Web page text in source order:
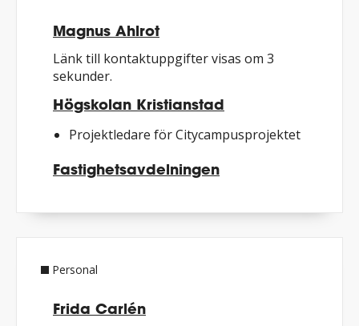
Magnus Ahlrot
Länk till kontaktuppgifter visas om 3
sekunder.
Högskolan Kristianstad
Projektledare för Citycampusprojektet
Fastighetsavdelningen
Personal
Frida Carlén